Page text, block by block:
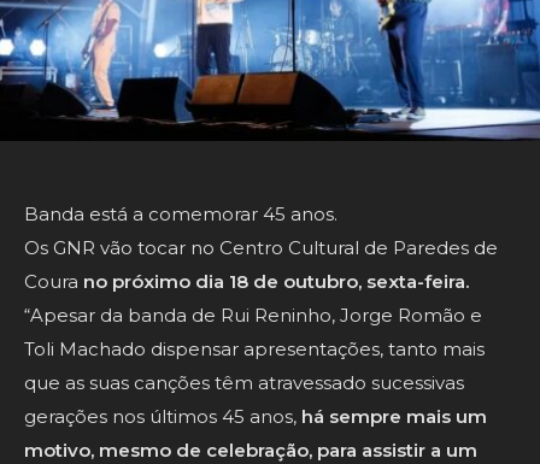
Banda está a comemorar 45 anos.
Os GNR vão tocar no Centro Cultural de Paredes de
Coura no próximo dia 18 de outubro, sexta-feira.
“Apesar da banda de Rui Reninho, Jorge Romão e
Toli Machado dispensar apresentações, tanto mais
que as suas canções têm atravessado sucessivas
gerações nos últimos 45 anos, há sempre mais um
motivo, mesmo de celebração, para assistir a um